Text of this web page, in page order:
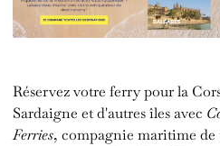
Réservez votre ferry pour la
Sardaigne et d'autres îles avec
Ferries, compagnie maritime de